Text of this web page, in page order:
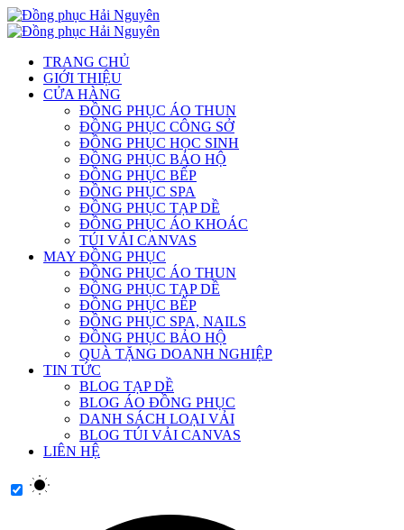
TRANG CHỦ
GIỚI THIỆU
CỬA HÀNG
ĐỒNG PHỤC ÁO THUN
ĐỒNG PHỤC CÔNG SỞ
ĐỒNG PHỤC HỌC SINH
ĐỒNG PHỤC BẢO HỘ
ĐỒNG PHỤC BẾP
ĐỒNG PHỤC SPA
ĐỒNG PHỤC TẠP DỀ
ĐỒNG PHỤC ÁO KHOÁC
TÚI VẢI CANVAS
MAY ĐỒNG PHỤC
ĐỒNG PHỤC ÁO THUN
ĐỒNG PHỤC TẠP DỀ
ĐỒNG PHỤC BẾP
ĐỒNG PHỤC SPA, NAILS
ĐỒNG PHỤC BẢO HỘ
QUÀ TẶNG DOANH NGHIỆP
TIN TỨC
BLOG TẠP DỀ
BLOG ÁO ĐỒNG PHỤC
DANH SÁCH LOẠI VẢI
BLOG TÚI VẢI CANVAS
LIÊN HỆ